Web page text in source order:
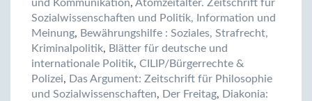
und Kommunikation, Atomzeitalter. Zeitschrift für
Sozialwissenschaften und Politik, Information und
Meinung, Bewährungshilfe : Soziales, Strafrecht,
Kriminalpolitik, Blätter für deutsche und
internationale Politik, CILIP/Bürgerrechte &
Polizei, Das Argument: Zeitschrift für Philosophie
und Sozialwissenschaften, Der Freitag, Diakonia: